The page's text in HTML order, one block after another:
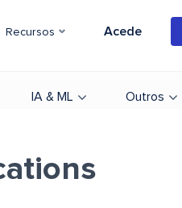
Recursos Acede
IA & ML Outros